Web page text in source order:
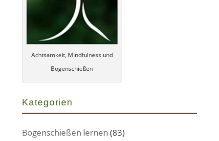
Achtsamkeit, Mindfulness und
Bogenschießen
Kategorien
Bogenschießen lernen (83)